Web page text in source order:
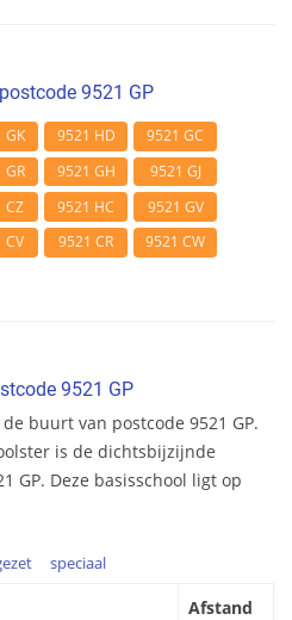
9521 GP
GK 9521 HD
9521 GC
GR 9521 GH
9521 GJ
CZ 9521 HC
9521 GV
CV 9521 CR 9521 CW
9521 GP
buurt van postcode 9521 GP.
is de dichtsbijzijnde
GP. Deze basisschool ligt op
speciaal
Afstand